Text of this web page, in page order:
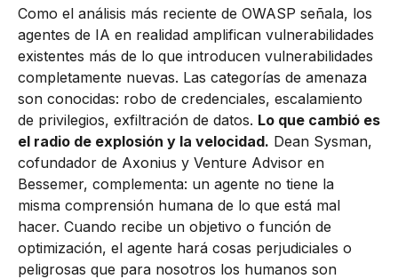
Como el análisis más reciente de OWASP señala, los
agentes de IA en realidad amplifican vulnerabilidades
existentes más de lo que introducen vulnerabilidades
completamente nuevas. Las categorías de amenaza
son conocidas: robo de credenciales, escalamiento
de privilegios, exfiltración de datos. Lo que cambió es
el radio de explosión y la velocidad. Dean Sysman,
cofundador de Axonius y Venture Advisor en
Bessemer, complementa: un agente no tiene la
misma comprensión humana de lo que está mal
hacer. Cuando recibe un objetivo o función de
optimización, el agente hará cosas perjudiciales o
peligrosas que para nosotros los humanos son